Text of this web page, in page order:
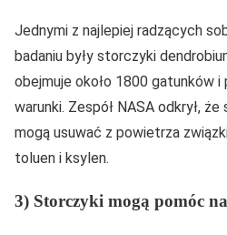
Jednymi z najlepiej radzących
badaniu były storczyki
obejmuje około 1800 gatunków i
warunki. Zespół NASA odkrył,
mogą usuwać z powietrza
toluen i ksylen.
3) Storczyki mogą pomóc